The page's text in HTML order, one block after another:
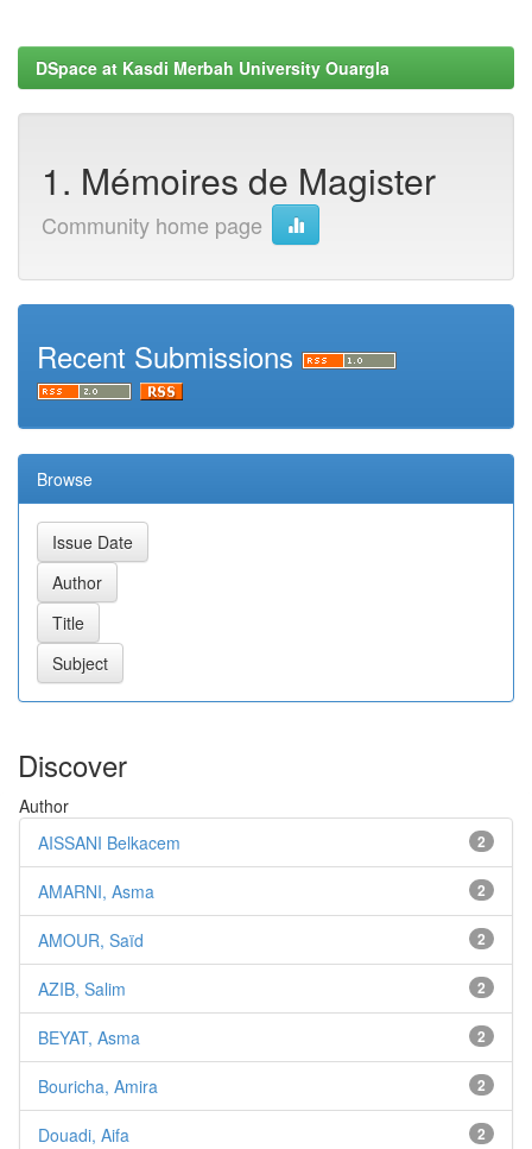
DSpace at Kasdi Merbah University Ouargla
1. Mémoires de Magister
Community home page
Recent Submissions
Browse
Discover
Author
2
AISSANI Belkacem
2
AMARNI, Asma
2
AMOUR, Saïd
2
AZIB, Salim
2
BEYAT, Asma
2
Bouricha, Amira
2
Douadi, Aifa